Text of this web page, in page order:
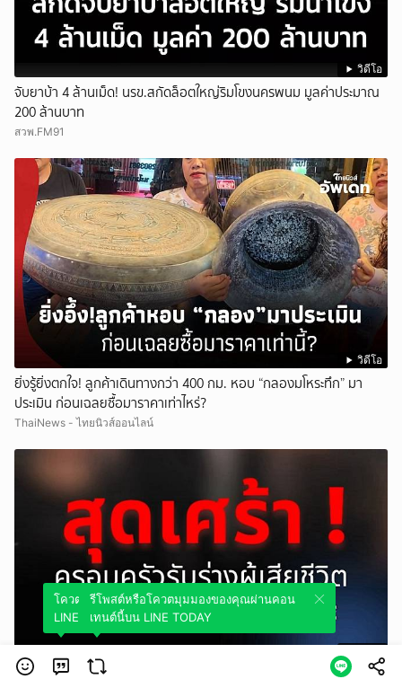
วิดีโอ
จับยาบ้า 4 ล้านเม็ด! นรข.สกัดล็อตใหญ่ริมโขงนครพนม มูลค่าประมาณ
200 ล้านบาท
สวพ.FM91
วิดีโอ
ยิ่งรู้ยิ่งตกใจ! ลูกค้าเดินทางกว่า 400 กม. หอบ “กลองมโหระทึก” มา
ประเมิน ก่อนเฉลยซื้อมาราคาเท่าไหร่?
ThaiNews - ไทยนิวส์ออนไลน์
สุดเศร้า ครอบครัวรับศwผู้เสียชีวิต เหตุยิvในโรงเรียนเทพศิรินทร์ นนทบุรี
โควตมุมมองของคุณผ่านคอนเทนต์นี้บน
LINE TODAY
รีโพสต์หรือโควตมุมมองของคุณผ่านคอน
เทนต์นี้บน LINE TODAY